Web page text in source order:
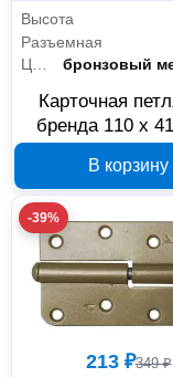
Высота
Разъемная
Цвет
бронзовый
Карточная
бренда 110 x
В корзину
-39%
213 ₽349 ₽